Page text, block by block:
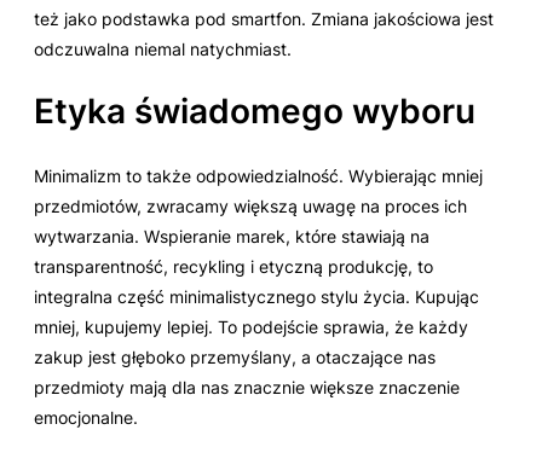
też jako podstawka pod smartfon. Zmiana jakościowa jest
odczuwalna niemal natychmiast.
Etyka świadomego wyboru
Minimalizm to także odpowiedzialność. Wybierając mniej
przedmiotów, zwracamy większą uwagę na proces ich
wytwarzania. Wspieranie marek, które stawiają na
transparentność, recykling i etyczną produkcję, to
integralna część minimalistycznego stylu życia. Kupując
mniej, kupujemy lepiej. To podejście sprawia, że każdy
zakup jest głęboko przemyślany, a otaczające nas
przedmioty mają dla nas znacznie większe znaczenie
emocjonalne.